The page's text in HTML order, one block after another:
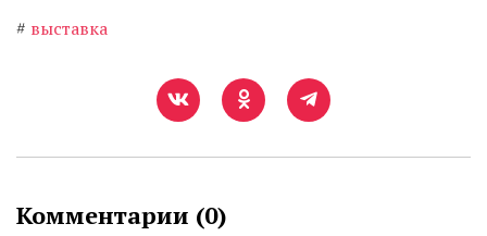
# выставка
Комментарии (0)